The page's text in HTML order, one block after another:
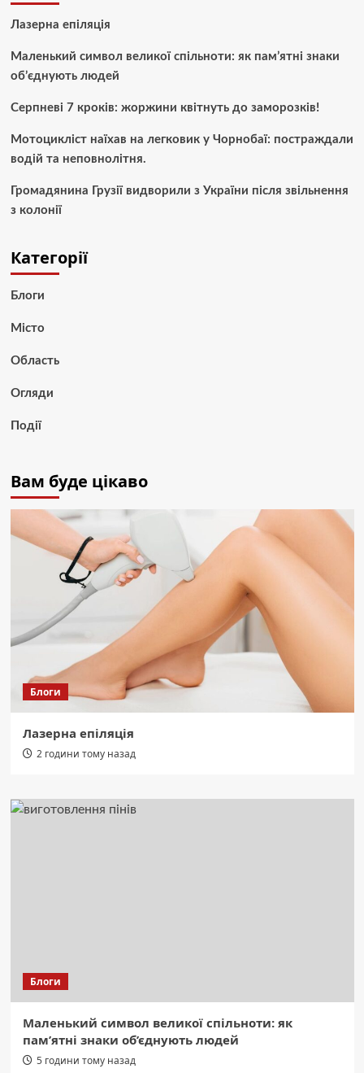
Лазерна епіляція
Маленький символ великої спільноти: як пам’ятні знаки
об’єднують людей
Серпневі 7 кроків: жоржини квітнуть до заморозків!
Мотоцикліст наїхав на легковик у Чорнобаї: постраждали
водій та неповнолітня.
Громадянина Грузії видворили з України після звільнення
з колонії
Категорії
Блоги
Місто
Область
Огляди
Події
Вам буде цікаво
Блоги
Лазерна епіляція
2 години тому назад
Блоги
Маленький символ великої спільноти: як
пам’ятні знаки об’єднують людей
5 години тому назад